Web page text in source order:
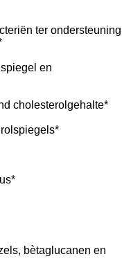
ter ondersteuning
en
cholesterolgehalte*
bètaglucanen en